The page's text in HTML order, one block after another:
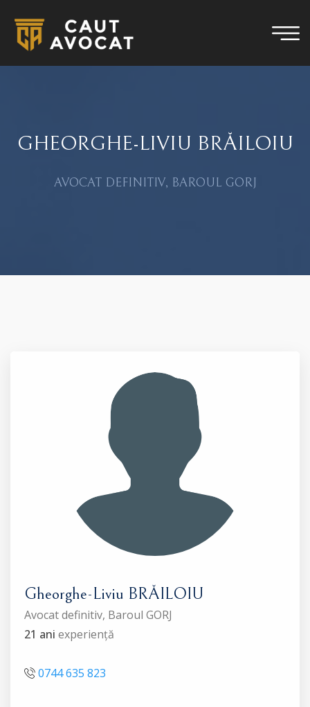
GHEORGHE-LIVIU BRĂILOIU
AVOCAT DEFINITIV, BAROUL GORJ
Gheorghe-Liviu BRĂILOIU
Avocat definitiv, Baroul GORJ
21 ani experiență
0744 635 823